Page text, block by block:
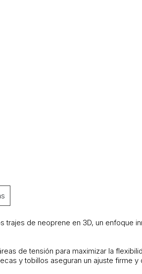
trajes de neoprene en 3D, un enfoque
de tensión para maximizar la
y tobillos aseguran un ajuste firme y